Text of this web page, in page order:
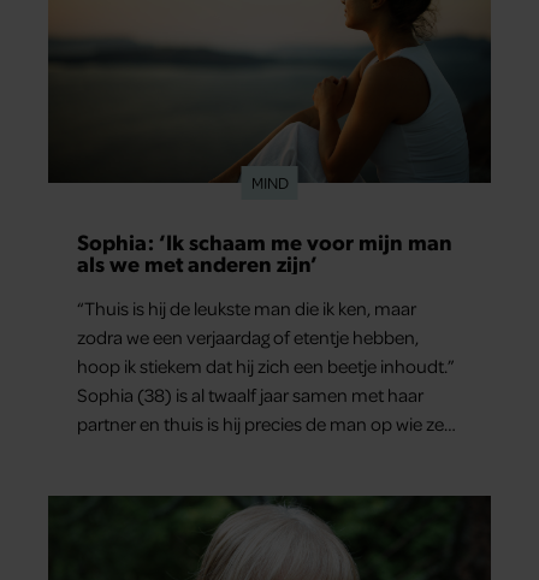
MIND
Sophia: ‘Ik schaam me voor mijn man
als we met anderen zijn’
“Thuis is hij de leukste man die ik ken, maar
zodra we een verjaardag of etentje hebben,
hoop ik stiekem dat hij zich een beetje inhoudt.”
Sophia (38) is al twaalf jaar samen met haar
partner en thuis is hij precies de man op wie ze
ze samen onder de mensen zijn.